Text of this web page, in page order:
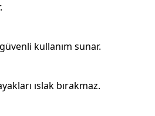
kullanım sunar.
ıslak bırakmaz.